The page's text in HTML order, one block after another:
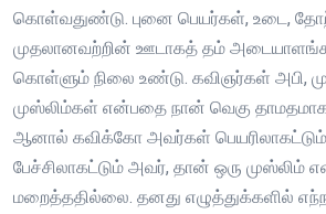
கொள்வதுண்டு. புனை பெயர்கள், உடை,
முதலானவற்றின் ஊடாகத் தம்
கொள்ளும் நிலை உண்டு. கவிஞர்கள் அபி,
முஸ்லிம்கள் என்பதை நான் வெகு
ஆனால் கவிக்கோ அவர்கள்
பேச்சிலாகட்டும் அவர், தான் ஒரு முஸ்லிம்
மறைத்ததில்லை. தனது எழுத்துக்களில்